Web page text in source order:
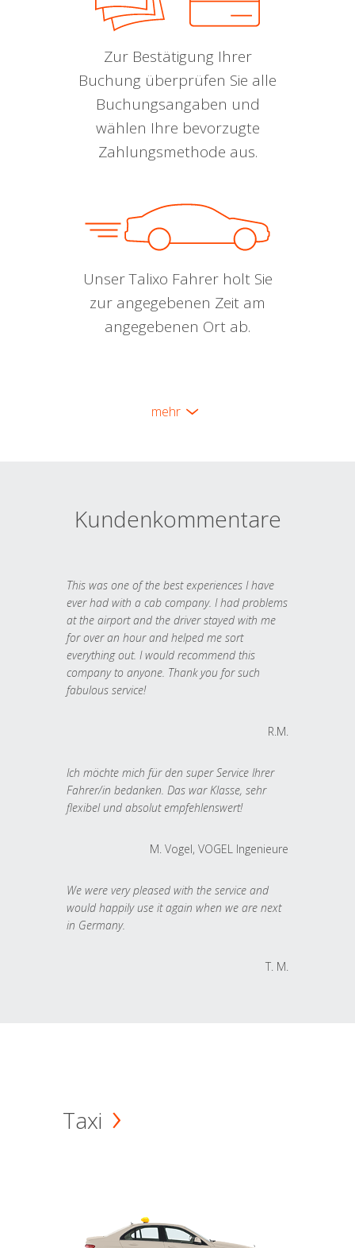
Zur Bestätigung Ihrer
Buchung überprüfen Sie alle
Buchungsangaben und
wählen Ihre bevorzugte
Zahlungsmethode aus.
Unser Talixo Fahrer holt Sie
zur angegebenen Zeit am
angegebenen Ort ab.
mehr
Kundenkommentare
This was one of the best experiences I have
ever had with a cab company. I had problems
at the airport and the driver stayed with me
for over an hour and helped me sort
everything out. I would recommend this
company to anyone. Thank you for such
fabulous service!
R.M.
Ich möchte mich für den super Service Ihrer
Fahrer/in bedanken. Das war Klasse, sehr
flexibel und absolut empfehlenswert!
M. Vogel, VOGEL Ingenieure
We were very pleased with the service and
would happily use it again when we are next
in Germany.
T. M.
Taxi